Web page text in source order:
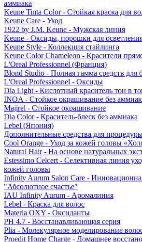
аммиака
Keune Tinta Color - Стойкая краска для
Keune Care - Уход
1922 by J.M. Keune - Мужская линия
Keune - Оксиды, порошки для
Keune Style - Коллекция стайлинга
Keune Color Chameleon - Красители
L'Oreal Professionnel (Франция)
Blond Studio - Полная гамма средств для
L'Oreal Professionnel - Оксиды
Dia Light - Кислотный краситель тон в
INOA - Стойкое окрашивание без
Majirel - Стойкое окрашивание
Dia Color - Краситель-блеск без аммиака
Lebel (Япония)
Дополнительные средства для
Cool Orange - Уход за кожей головы
Natural Hair - На основе натуральных
Estessimo Celcert - Селективная линия
кожей головы
Infinity Aurum Salon Care -
"Абсолютное счастье"
IAU Infinity Aurum - Аромалиния
Lebel - Краска для волос
Materia OXY - Оксиданты
PH 4.7 - Восстанавливающая серия
Plia - Молекулярное моделирование
Proedit Home Charge - Домашнее